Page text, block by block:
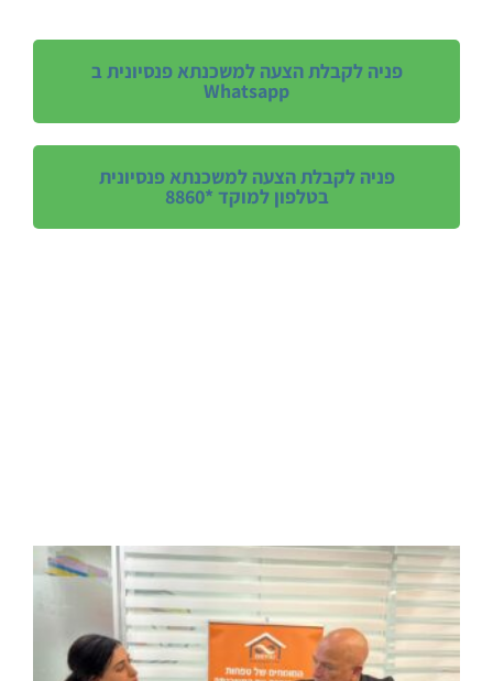
פניה לקבלת הצעה למשכנתא פנסיונית ב
Whatsapp
פניה לקבלת הצעה למשכנתא פנסיונית
בטלפון למוקד *8860